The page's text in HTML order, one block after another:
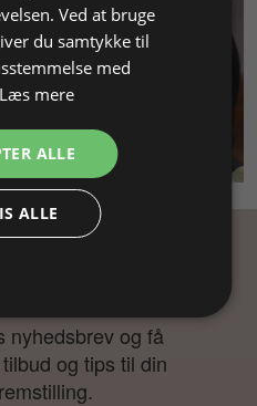
nyhedsbrev og få
og tips til din
Ved at bruge
du samtykke til
med
Læs mere
ALLE
ALLE